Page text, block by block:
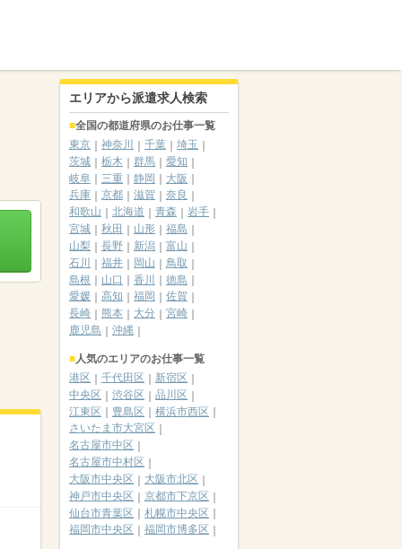
エリアから派遣求人検索
全国の都道府県のお仕事一覧
東京
神奈川 千葉
埼玉
茨城
栃木 群馬
愛知
岐阜
三重 静岡
大阪
兵庫
京都 滋賀
奈良
和歌山
北海道 青森
岩手
宮城
秋田 山形
福島
山梨
長野 新潟
富山
石川
福井 岡山
鳥取
島根
山口 香川
徳島
愛媛
高知 福岡
佐賀
長崎
熊本 大分
宮崎
鹿児島
沖縄
人気のエリアのお仕事一覧
港区
千代田区
新宿区
中央区
渋谷区
品川区
江東区
豊島区
横浜市西区
さいたま市大宮区
名古屋市中区
名古屋市中村区
大阪市中央区
大阪市北区
神戸市中央区
京都市下京区
仙台市青葉区
札幌市中央区
福岡市中央区
福岡市博多区